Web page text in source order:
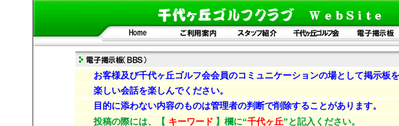
お客様及び千代ヶ丘ゴルフ会会員のコミュニケーションの場として掲示板を
楽しい会話を楽しんでください。
目的に添わない内容のものは管理者の判断で削除することがあります。
投稿の際には、【 キーワード 】欄に“千代ヶ丘”と記入ください。